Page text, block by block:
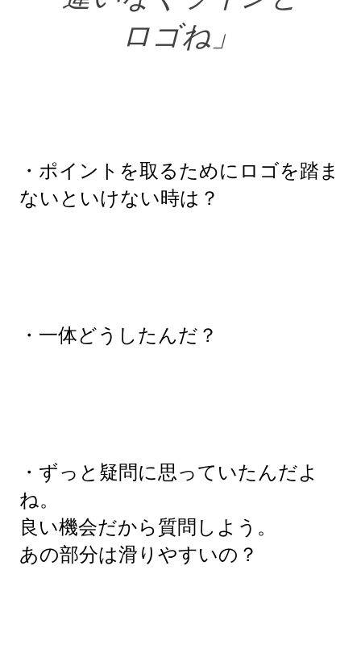
ロゴね」
・ポイントを取るためにロゴを踏ま
ないといけない時は？
・一体どうしたんだ？
・ずっと疑問に思っていたんだよ
ね。
良い機会だから質問しよう。
あの部分は滑りやすいの？